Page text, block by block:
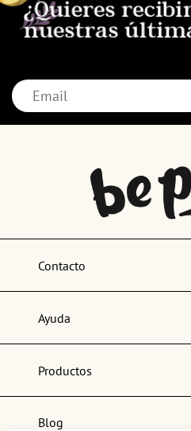
Contacto
Ayuda
Productos
Blog